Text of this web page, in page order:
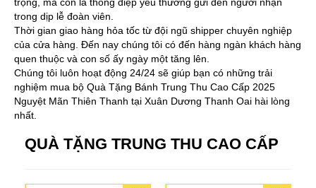
trong dịp lễ đoàn viên.
Thời gian giao hàng hỏa tốc từ đội ngũ shipper chuyên nghiệp
của cửa hàng. Đến nay chúng tôi có đến hàng ngàn khách hàng
quen thuộc và con số ấy ngày một tăng lên.
Chúng tôi luôn hoạt động 24/24 sẽ giúp bạn có những trải
nghiệm mua bộ Quà Tặng Bánh Trung Thu Cao Cấp 2025
Nguyệt Mãn Thiên Thanh tại Xuân Dương Thanh Oai hài lòng
nhất.
QUÀ TẶNG TRUNG THU CAO CẤP